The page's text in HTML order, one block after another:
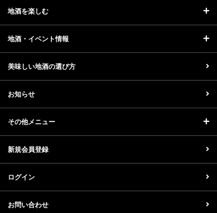
地酒を楽しむ
地酒・イベント情報
美味しい地酒の選び方
お知らせ
その他メニュー
新規会員登録
ログイン
お問い合わせ